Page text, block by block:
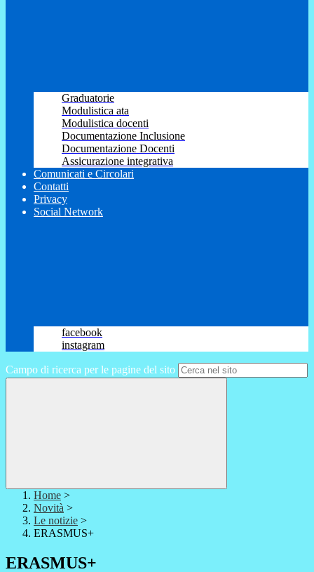
Graduatorie
Modulistica ata
Modulistica docenti
Documentazione Inclusione
Documentazione Docenti
Assicurazione integrativa
Comunicati e Circolari
Contatti
Privacy
Social Network
facebook
instagram
Campo di ricerca per le pagine del sito
Home >
Novità >
Le notizie >
ERASMUS+
ERASMUS+